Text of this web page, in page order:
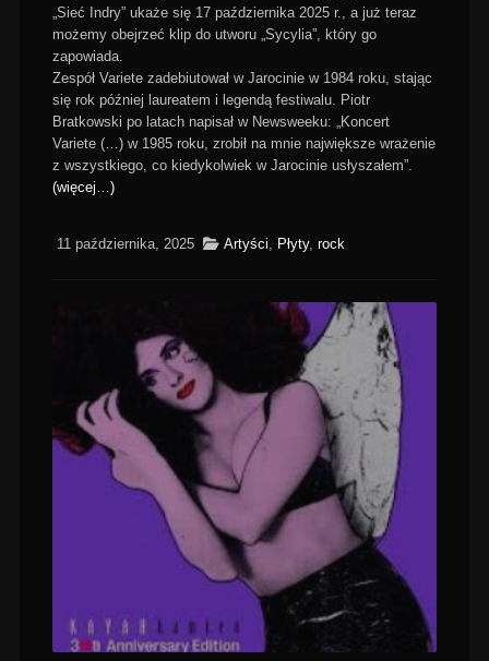
„Sieć Indry” ukaże się 17 października 2025 r., a już teraz
możemy obejrzeć klip do utworu „Sycylia”, który go
zapowiada.
Zespół Variete zadebiutował w Jarocinie w 1984 roku, stając
się rok później laureatem i legendą festiwalu. Piotr
Bratkowski po latach napisał w Newsweeku: „Koncert
Variete (…) w 1985 roku, zrobił na mnie największe wrażenie
z wszystkiego, co kiedykolwiek w Jarocinie usłyszałem”.
(więcej…)
11 października, 2025 Artyści Płyty, rock